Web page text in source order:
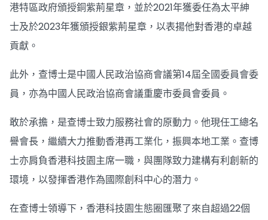
港特區政府頒授銅紫荊星章，並於2021年獲委任為太平紳
士及於2023年獲頒授銀紫荊星章，以表揚他對香港的卓越
貢獻。
此外，查博士是中國人民政治協商會議第14屆全國委員會委
員，亦為中國人民政治協商會議重慶市委員會委員。
敢於承擔，是查博士致力服務社會的原動力。他現任工總名
譽會長，繼續大力推動香港再工業化，振興本地工業。查博
士亦肩負香港科技園主席一職，與團隊致力建構有利創新的
環境，以發揮香港作為國際創科中心的潛力。
在查博士領導下，香港科技園生態圈匯聚了來自超過22個